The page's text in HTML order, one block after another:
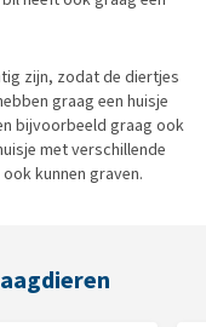
zijn, zodat de diertjes
graag een huisje
bijvoorbeeld graag ook
met verschillende
kunnen graven.